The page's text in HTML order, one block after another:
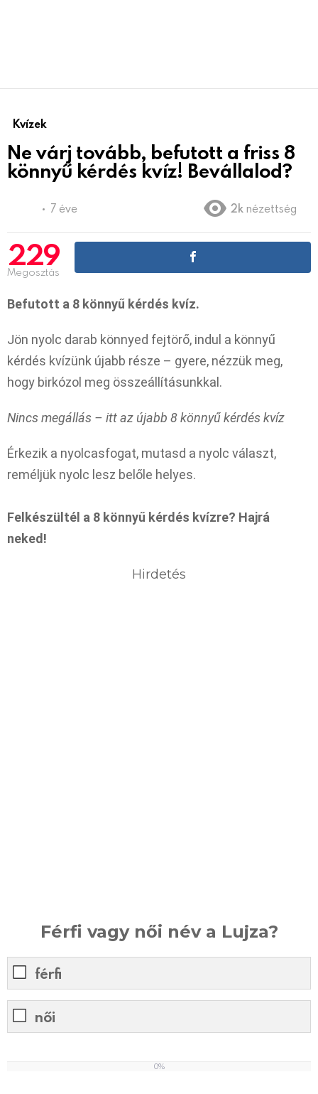
Kvízek
Ne várj tovább, befutott a friss 8
könnyű kérdés kvíz! Bevállalod?
7 éve 2k nézettség
229
Megosztás
Befutott a 8 könnyű kérdés kvíz.
Jön nyolc darab könnyed fejtörő, indul a könnyű
kérdés kvízünk újabb része – gyere, nézzük meg,
hogy birkózol meg összeállításunkkal.
Nincs megállás – itt az újabb 8 könnyű kérdés kvíz
Érkezik a nyolcasfogat, mutasd a nyolc választ,
reméljük nyolc lesz belőle helyes.
Felkészültél a 8 könnyű kérdés kvízre? Hajrá
neked!
Hirdetés
Férfi vagy női név a Lujza?
férfi
női
0%